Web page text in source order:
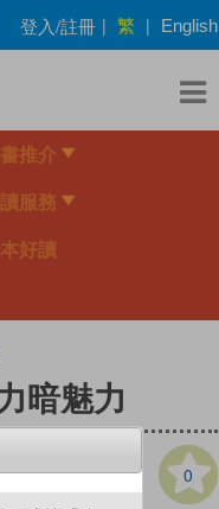
登入/註冊 | 繁 | English
推介
服務
好讀
暗魅力
0